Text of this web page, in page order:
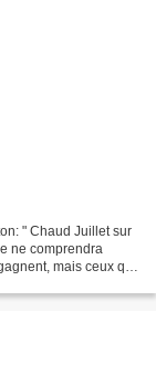
" Chaud Juillet sur
ne comprendra
mais ceux qui